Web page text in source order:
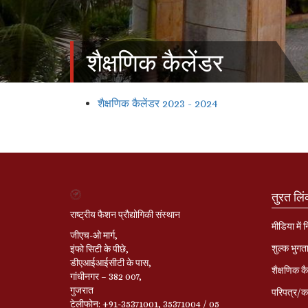
शैक्षणिक कैलेंडर
शैक्षणिक कैलेंडर 2023 - 2024
राष्ट्रीय फैशन प्रौद्योगिकी संस्थान
जीएच-ओ मार्ग,
इंफो सिटी के पीछे,
डीएआईआईसीटी के पास,
गांधीनगर – 382 007,
गुजरात
टेलीफोन: +91-35371001, 35371004 / 05
तुरत
मीडिया में
शुल्क
शैक्षणिक
परिपत्र/